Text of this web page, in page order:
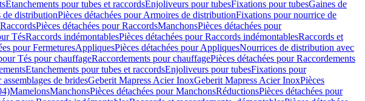
Etanchements pour tubes et raccordsEnjoliveurs pour tubesFixations pour tubesGaines de
de distributionPièces détachées pour Armoires de distributionFixations pour nourrice de
RaccordsPièces détachées pour RaccordsManchonsPièces détachées pour
TésRaccords indémontablesPièces détachées pour Raccords indémontablesRaccords et
pour FermeturesAppliquesPièces détachées pour AppliquesNourrices de distribution avec
Tés pour chauffageRaccordements pour chauffagePièces détachées pour Raccordements
Etanchements pour tubes et raccordsEnjoliveurs pour tubesFixations pour
de bridesGeberit Mapress Acier InoxGeberit Mapress Acier InoxPièces
MamelonsManchonsPièces détachées pour ManchonsRéductionsPièces détachées pour